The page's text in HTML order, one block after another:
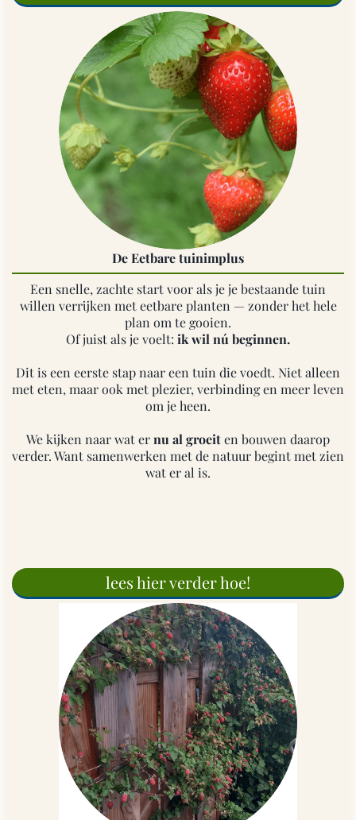
De Eetbare tuinimplus
Een snelle, zachte start voor als je je bestaande tuin
willen verrijken met eetbare planten — zonder het hele
plan om te gooien.
Of juist als je voelt: ik wil nú beginnen.
Dit is een eerste stap naar een tuin die voedt. Niet alleen
met eten, maar ook met plezier, verbinding en meer leven
om je heen.
We kijken naar wat ernu al groeiten bouwen daarop
verder. Want samenwerken met de natuur begint met zien
wat er al is.
lees hier verder hoe!